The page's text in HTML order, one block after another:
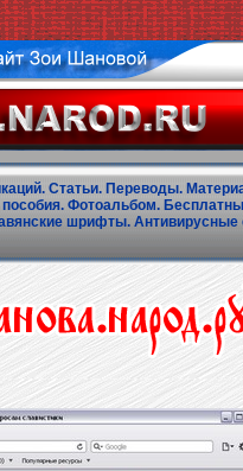
Статьи. Переводы.
Фотоальбом.
шрифты.